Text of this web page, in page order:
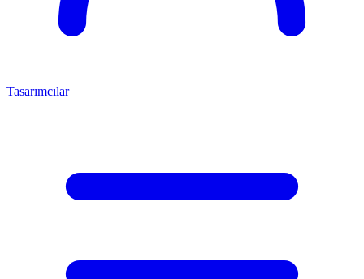
Tasarımcılar